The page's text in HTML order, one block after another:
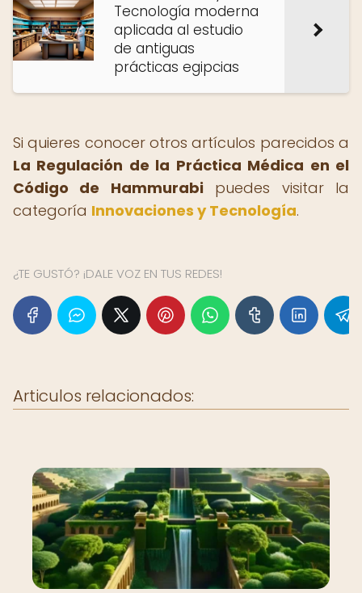
Tecnología moderna
aplicada al estudio
de antiguas
prácticas egipcias
Si quieres conocer otros artículos parecidos a
La Regulación de la Práctica Médica en el
Código de Hammurabipuedes visitar la
categoría Innovaciones y Tecnología.
¿TE GUSTÓ? ¡DALE VOZ EN TUS REDES!
Articulos relacionados: